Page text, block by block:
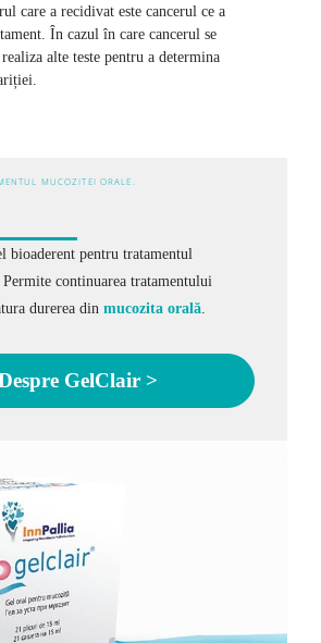
care a recidivat este cancerul ce a
În cazul în care cancerul se
alte teste pentru a determina
MUCOZITEI ORALE.
bioaderent pentru tratamentul
continuarea tratamentului
durerea din mucozita orală.
GelClair >